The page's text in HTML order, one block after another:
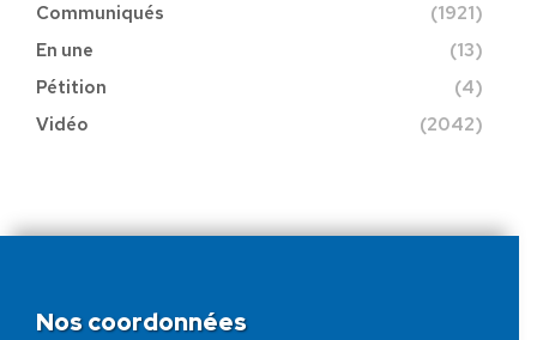
Communiqués
(1921)
En une
(13)
Pétition
(4)
Vidéo
(2042)
Nos coordonnées